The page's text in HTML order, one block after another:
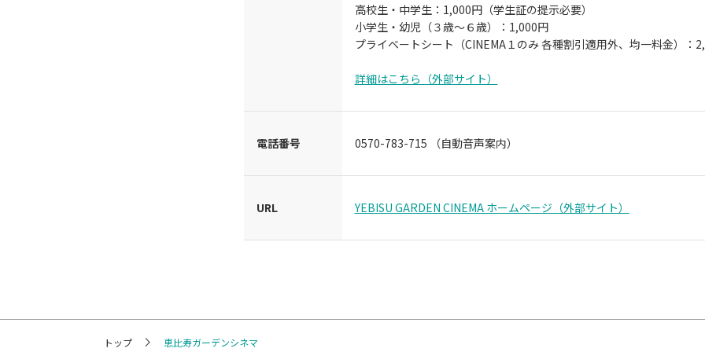
高校生・中学生：1,000円（学生証の提示必要）
小学生・幼児（３歳～６歳）：1,000円
プライベートシート（CINEMA１のみ 各種割引適用外、均一料金）：
詳細はこちら（外部サイト）
電話番号 0570-783-715 （自動音声案内）
URL YEBISU GARDEN CINEMA ホームページ（外部サイト）
トップ 恵比寿ガーデンシネマ